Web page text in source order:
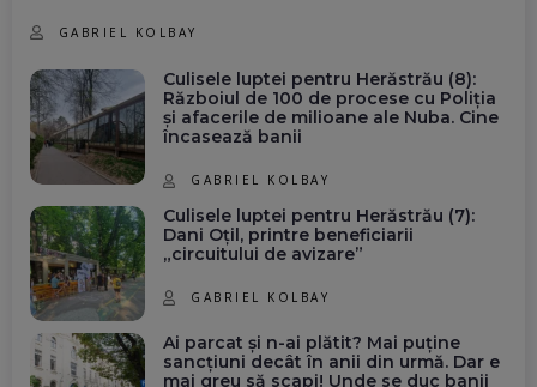
GABRIEL KOLBAY
Culisele luptei pentru Herăstrău (8):
Războiul de 100 de procese cu Poliția
și afacerile de milioane ale Nuba. Cine
încasează banii
GABRIEL KOLBAY
Culisele luptei pentru Herăstrău (7):
Dani Oțil, printre beneficiarii
„circuitului de avizare”
GABRIEL KOLBAY
Ai parcat și n-ai plătit? Mai puține
sancțiuni decât în anii din urmă. Dar e
mai greu să scapi! Unde se duc banii